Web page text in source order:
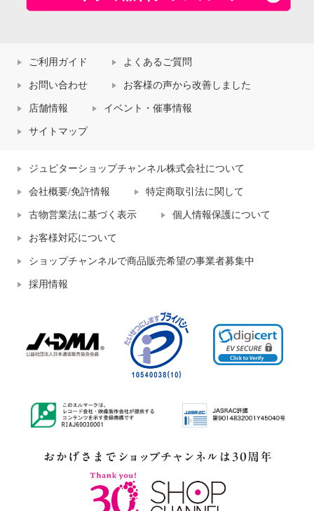
ご利用ガイド よくあるご質問
お問い合わせ お客様の声から改善しました
店舗情報 イベント・催事情報
サイトマップ
ジュピターショップチャンネル株式会社について
会社概要/免許情報 特定商取引法に関して
古物営業法に基づく表示 個人情報保護について
お客様対応について
ショップチャンネルで商品販売希望の事業者募集中
採用情報